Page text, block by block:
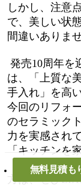
無料見積も
しかし、注意
で、美しい状
間違いありま
発売10周年を
は、「上質な
手入れ」を高
今回のリフォ
のセラミック
力を実感され
「キッチンを
「美しさと使
方は、ぜひ